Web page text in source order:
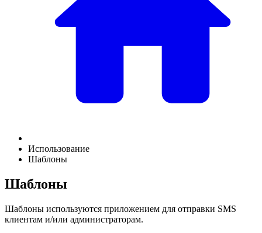
Использование
Шаблоны
Шаблоны
Шаблоны используются приложением для отправки SMS
клиентам и/или администраторам.